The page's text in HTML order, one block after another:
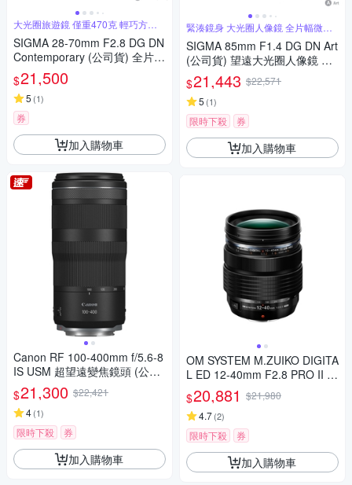
大光圈旅遊鏡 僅重470克 輕巧方便
攜帶
SIGMA 28-70mm F2.8 DG DN
Contemporary (公司貨) 全片幅
微單眼鏡頭 旅遊鏡
$21,500
5 (1)
券
加入購物車
Canon RF 100-400mm f/5.6-8
IS USM 超望遠變焦鏡頭 (公司
貨)
$21,300 $22,421
4(1)
限時下殺 券
加入購物車
緊湊鏡身 大光圈人像鏡 全片幅微單
眼鏡頭
SIGMA 85mm F1.4 DG DN Art
(公司貨) 望遠大光圈人像鏡 全
片幅微單眼鏡頭
$21,443 $22,571
5 (1)
限時下殺 券
加入購物車
OM SYSTEM M.ZUIKO DIGITA
L ED 12-40mm F2.8 PRO II 鏡
頭 (公司貨 裸裝)
$20,881 $21,980
4.7(2)
限時下殺 券
加入購物車